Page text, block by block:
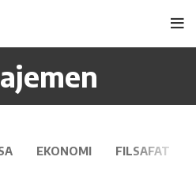
EKONOMI FILSAFAT